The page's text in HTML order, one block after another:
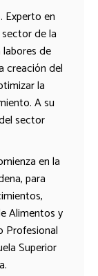
Experto en
de la
de
creación del
la
A su
sector
en la
para
Alimentos y
Profesional
Superior